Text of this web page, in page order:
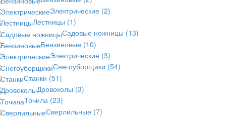
Электрические (2)
Лестницы (1)
Садовые ножницы (13)
Бензиновые (10)
Электрические (3)
Снегоуборщики (54)
Станки (51)
Дровоколы (3)
Точила (23)
Сверлильные (7)